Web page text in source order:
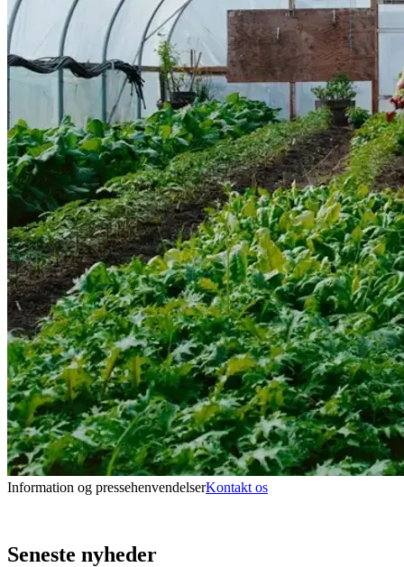
Information og pressehenvendelserKontakt os
Seneste nyheder